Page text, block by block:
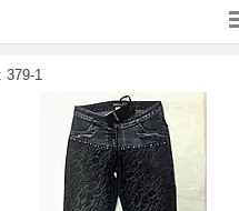
379-1